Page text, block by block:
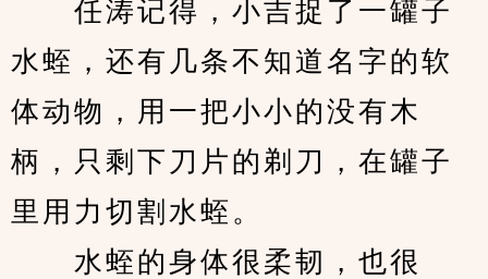
任涛记得，小吉捉了一罐子
水蛭，还有几条不知道名字的软
体动物，用一把小小的没有木
柄，只剩下刀片的剃刀，在罐子
里用力切割水蛭。
水蛭的身体很柔韧，也很